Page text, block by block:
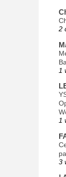
2
1
1
3